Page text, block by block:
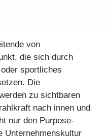
von
die sich durch
sportliches
Die
zu sichtbaren
nach innen und
nur den Purpose-
Unternehmenskultur